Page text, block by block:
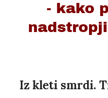
- kako
Iz kleti smrdi.